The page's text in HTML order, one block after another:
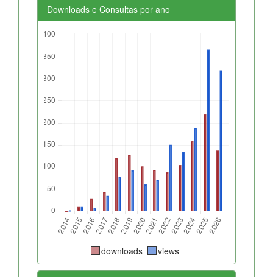
Downloads e Consultas por ano
downloads views